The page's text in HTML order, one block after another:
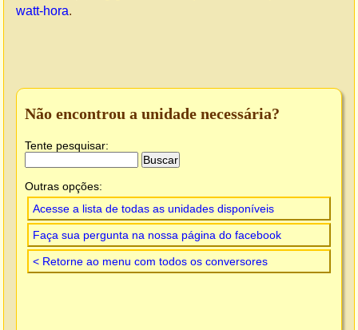
watt-hora.
Não encontrou a unidade necessária?
Tente pesquisar:
Outras opções:
Acesse a lista de todas as unidades disponíveis
Faça sua pergunta na nossa página do facebook
< Retorne ao menu com todos os conversores